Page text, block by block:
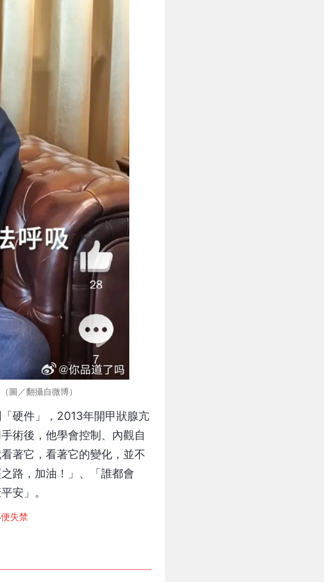
圖／翻攝自微博）
硬件」，2013年開甲狀腺亢
術後，他學會控制、內觀自
著它，看著它的變化，並不
路，加油！」、「誰都會
安」。
失禁